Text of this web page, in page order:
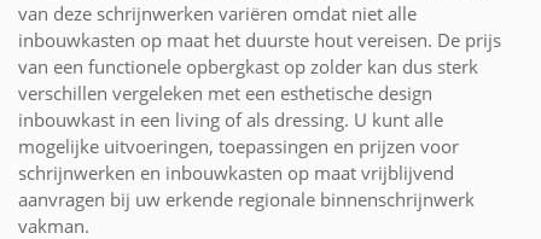
van deze schrijnwerken variëren omdat niet alle
inbouwkasten op maat het duurste hout vereisen. De prijs
van een functionele opbergkast op zolder kan dus sterk
verschillen vergeleken met een esthetische design
inbouwkast in een living of als dressing. U kunt alle
mogelijke uitvoeringen, toepassingen en prijzen voor
schrijnwerken en inbouwkasten op maat vrijblijvend
aanvragen bij uw erkende regionale binnenschrijnwerk
vakman.